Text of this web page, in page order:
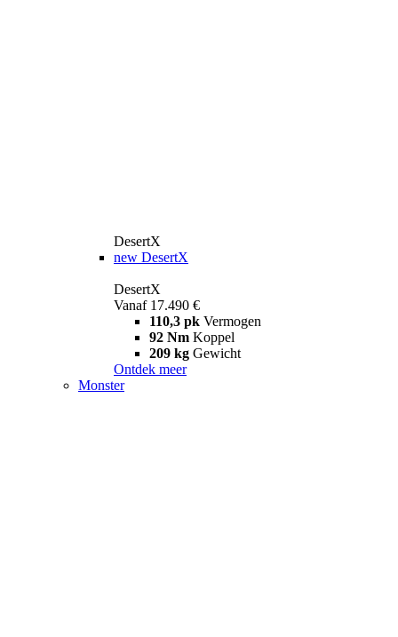
DesertX
new DesertX
DesertX
Vanaf 17.490 €
110,3 pk Vermogen
92 Nm Koppel
209 kg Gewicht
Ontdek meer
Monster